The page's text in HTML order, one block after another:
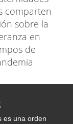
comparten
sobre la
en
de
es una orden